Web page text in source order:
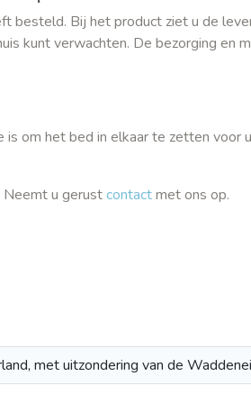
besteld. Bij het product ziet u de
kunt verwachten. De bezorging en
om het bed in elkaar te zetten voor
Neemt u gerustcontactmet ons op.
met uitzondering van de